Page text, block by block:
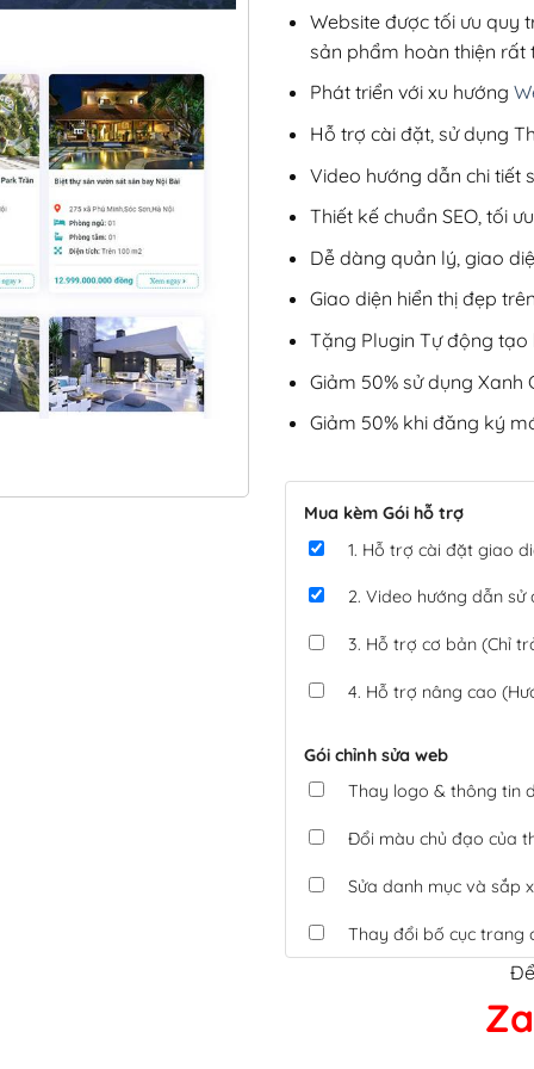
Website được tối ưu quy
sản phẩm hoàn thiện rất
Phát triển với xu hướng
Hỗ trợ cài đặt, sử dụng
Video hướng dẫn chi tiết
Thiết kế chuẩn SEO, tối
Dễ dàng quản lý, giao
Giao diện hiển thị đẹp
Tặng Plugin Tự động tạo
Giảm 50% sử dụng Xanh
Giảm 50% khi đăng ký
Mua kèm Gói hỗ trợ
1. Hỗ trợ cài đặt giao
2. Video hướng dẫn
3. Hỗ trợ cơ bản (Chỉ
4. Hỗ trợ nâng cao
Gói chỉnh sửa web
Thay logo & thông tin
Đổi màu chủ đạo của
Sửa danh mục và sắp
Thay đổi bố cục trang
Tích hợp thanh toán
Xác minh Website,